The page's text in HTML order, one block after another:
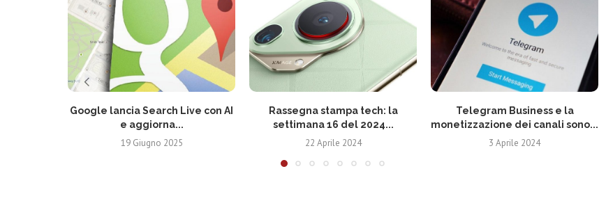
Google lancia Search Live con AI
e aggiorna...
19 Giugno 2025
Rassegna stampa tech: la
settimana 16 del 2024...
22 Aprile 2024
Telegram Business e la
monetizzazione dei canali sono...
3 Aprile 2024